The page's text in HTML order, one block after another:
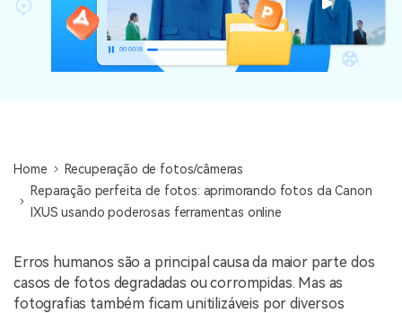
Home
Recuperação de fotos/câmeras
Reparação perfeita de fotos: aprimorando fotos da Canon
IXUS usando poderosas ferramentas online
Erros humanos são a principal causa da maior parte dos
casos de fotos degradadas ou corrompidas. Mas as
fotografias também ficam unitilizáveis por diversos